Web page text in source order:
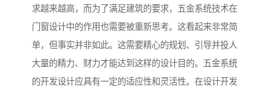
求越来越高，而为了满足建筑的要求，五金系统技术在
门窗设计中的作用也需要被重新思考。这看起来非常简
单，但事实并非如此。这需要精心的规划、引导并投人
大量的精力、财力才能达到这样的设计目的。五金系统
的开发设计应具有一定的适应性和灵活性。在设计开发